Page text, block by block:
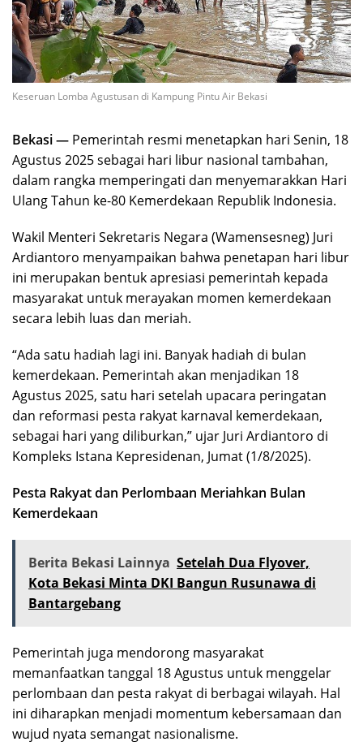
Keseruan Lomba Agustusan di Kampung Pintu Air Bekasi
Bekasi — Pemerintah resmi menetapkan hari Senin, 18
Agustus 2025 sebagai hari libur nasional tambahan,
dalam rangka memperingati dan menyemarakkan Hari
Ulang Tahun ke-80 Kemerdekaan Republik Indonesia.
Wakil Menteri Sekretaris Negara (Wamensesneg) Juri
Ardiantoro menyampaikan bahwa penetapan hari libur
ini merupakan bentuk apresiasi pemerintah kepada
masyarakat untuk merayakan momen kemerdekaan
secara lebih luas dan meriah.
“Ada satu hadiah lagi ini. Banyak hadiah di bulan
kemerdekaan. Pemerintah akan menjadikan 18
Agustus 2025, satu hari setelah upacara peringatan
dan reformasi pesta rakyat karnaval kemerdekaan,
sebagai hari yang diliburkan,” ujar Juri Ardiantoro di
Kompleks Istana Kepresidenan, Jumat (1/8/2025).
Pesta Rakyat dan Perlombaan Meriahkan Bulan
Kemerdekaan
Berita Bekasi Lainnya Setelah Dua Flyover,
Kota Bekasi Minta DKI Bangun Rusunawa di
Bantargebang
Pemerintah juga mendorong masyarakat
memanfaatkan tanggal 18 Agustus untuk menggelar
perlombaan dan pesta rakyat di berbagai wilayah. Hal
ini diharapkan menjadi momentum kebersamaan dan
wujud nyata semangat nasionalisme.